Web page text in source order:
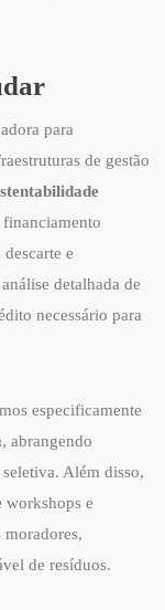
para
de gestão
financiamento
e
detalhada de
necessário para
especificamente
abrangendo
Além disso,
workshops e
de resíduos.